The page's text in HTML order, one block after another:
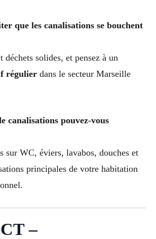
que les canalisations se bouchent
déchets solides, et pensez à un
régulier dans le secteur Marseille
canalisations pouvez-vous
sur WC, éviers, lavabos, douches et
principales de votre habitation
–